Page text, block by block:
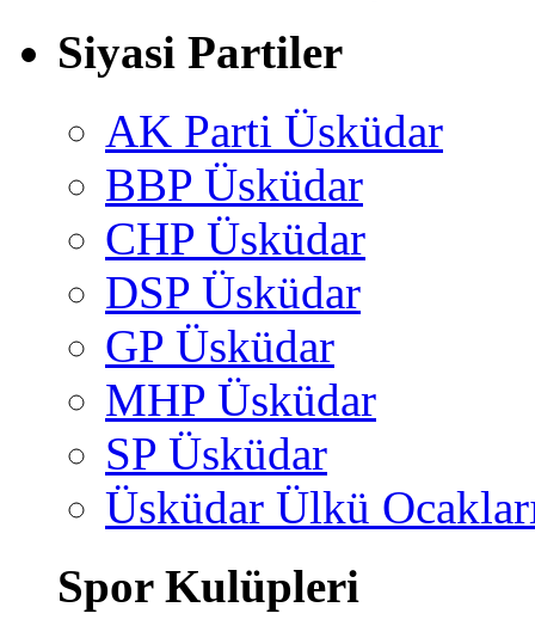
Siyasi Partiler
AK Parti Üsküdar
BBP Üsküdar
CHP Üsküdar
DSP Üsküdar
GP Üsküdar
MHP Üsküdar
SP Üsküdar
Üsküdar Ülkü
Spor Kulüpleri